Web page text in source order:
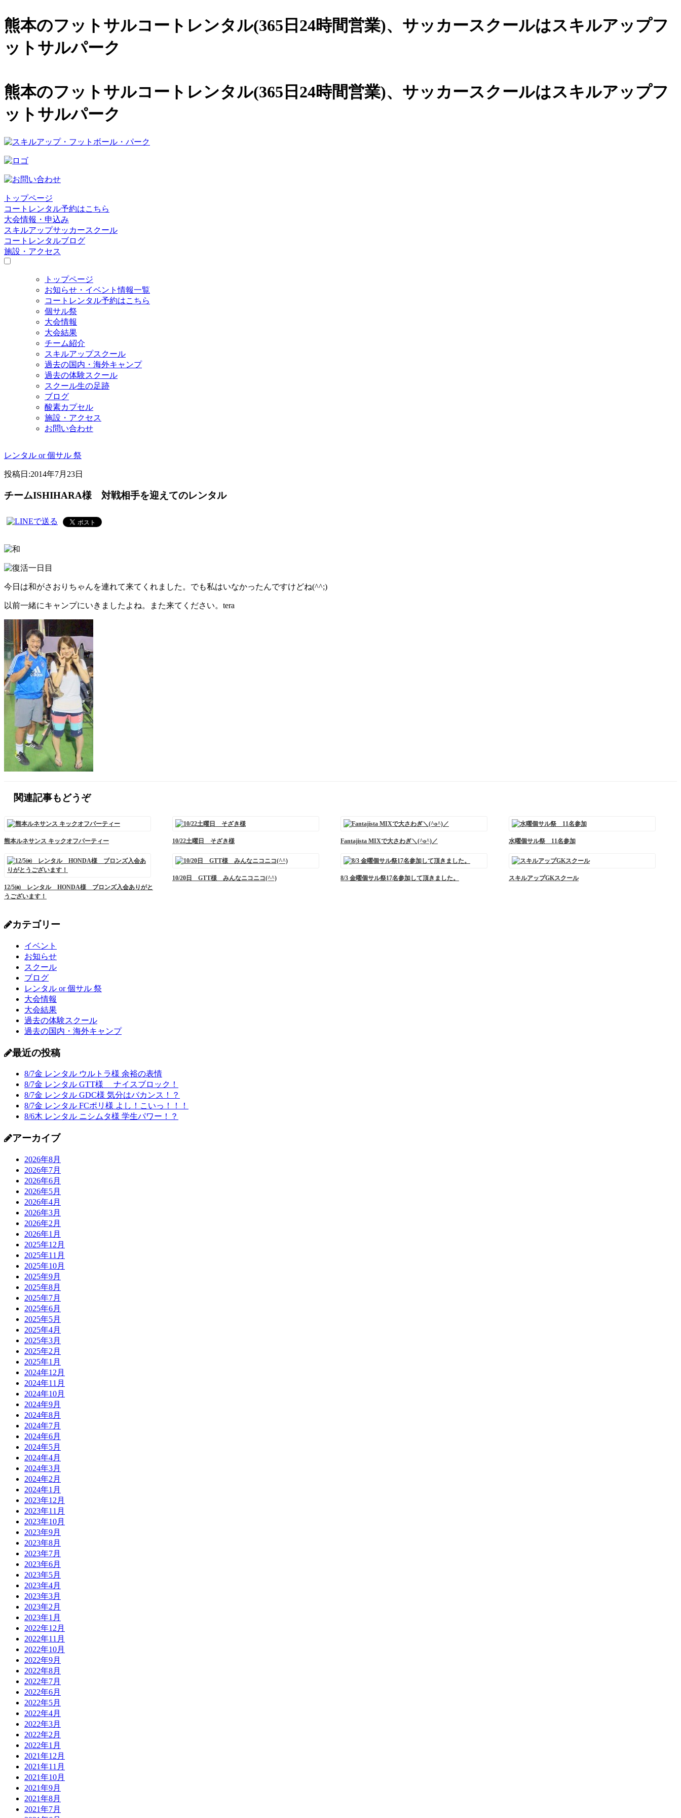
熊本のフットサルコートレンタル(365日24時間営業)、 サッカースクールはスキルアップフ
ットサルパーク
熊本のフットサルコートレンタル(365日24時間営業)、サッカースクールはスキルアップフ
ットサルパーク
トップページ
コートレンタル予約はこちら
大会情報・申込み
スキルアップサッカースクール
コートレンタルブログ
施設・アクセス
トップページ
お知らせ・イベント情報一覧
コートレンタル予約はこちら
個サル祭
大会情報
大会結果
チーム紹介
スキルアップスクール
過去の国内・海外キャンプ
過去の体験スクール
スクール生の足跡
ブログ
酸素カプセル
施設・アクセス
お問い合わせ
レンタル or 個サル 祭
投稿日:2014年7月23日
チームISHIHARA様 対戦相手を迎えてのレンタル
今日は和がさおりちゃんを連れて来てくれました。でも私はいなかったんですけどね(^^;)
以前一緒にキャンプにいきましたよね。また来てください。tera
関連記事もどうぞ
熊本ルネサンス キックオフパーティー 10/22土曜日 そざき様 Fantajista MIXで大さわぎ＼(^o^)／ 水曜個サル祭 11名参加
12/5㈮ レンタル HONDA様 ブロンズ入会ありがと
うございます！
10/20日 GTT様 みんなニコニコ(^^) 8/3 金曜個サル祭17名参加して頂きました。 スキルアップGKスクール
カテゴリー
イベント
お知らせ
スクール
ブログ
レンタル or 個サル 祭
大会情報
大会結果
過去の体験スクール
過去の国内・海外キャンプ
最近の投稿
8/7金 レンタル ウルトラ様 余裕の表情
8/7金 レンタル GTT様 ナイスブロック！
8/7金 レンタル GDC様 気分はバカンス！？
8/7金 レンタル FCポリ様 よし！こいっ！！！
8/6木 レンタル ニシムタ様 学生パワー！？
アーカイブ
2026年8月
2026年7月
2026年6月
2026年5月
2026年4月
2026年3月
2026年2月
2026年1月
2025年12月
2025年11月
2025年10月
2025年9月
2025年8月
2025年7月
2025年6月
2025年5月
2025年4月
2025年3月
2025年2月
2025年1月
2024年12月
2024年11月
2024年10月
2024年9月
2024年8月
2024年7月
2024年6月
2024年5月
2024年4月
2024年3月
2024年2月
2024年1月
2023年12月
2023年11月
2023年10月
2023年9月
2023年8月
2023年7月
2023年6月
2023年5月
2023年4月
2023年3月
2023年2月
2023年1月
2022年12月
2022年11月
2022年10月
2022年9月
2022年8月
2022年7月
2022年6月
2022年5月
2022年4月
2022年3月
2022年2月
2022年1月
2021年12月
2021年11月
2021年10月
2021年9月
2021年8月
2021年7月